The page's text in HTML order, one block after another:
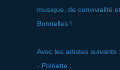
musique, de convivialité
Bonnelles !
Avec les artistes suivants :
- Poiriette ;